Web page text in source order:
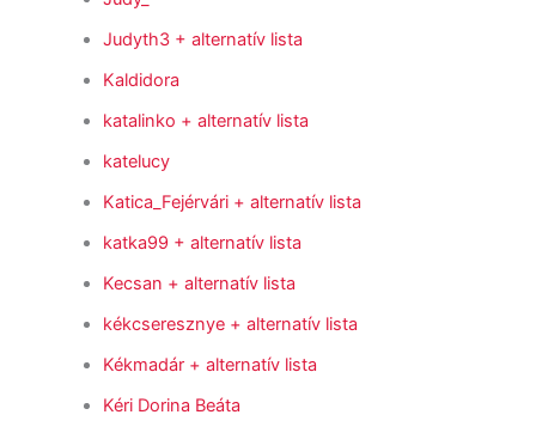
Judyth3 + alternatív lista
Kaldidora
katalinko + alternatív lista
katelucy
Katica_Fejérvári + alternatív lista
katka99 + alternatív lista
Kecsan + alternatív lista
kékcseresznye + alternatív lista
Kékmadár + alternatív lista
Kéri Dorina Beáta